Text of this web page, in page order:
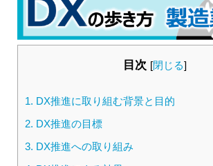
目次 [閉じる]
1. DX推進に取り組む背景と目的
2. DX推進の目標
3. DX推進への取り組み